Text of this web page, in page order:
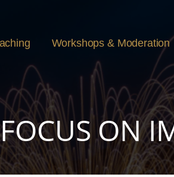
Workshops & Moderation
ON